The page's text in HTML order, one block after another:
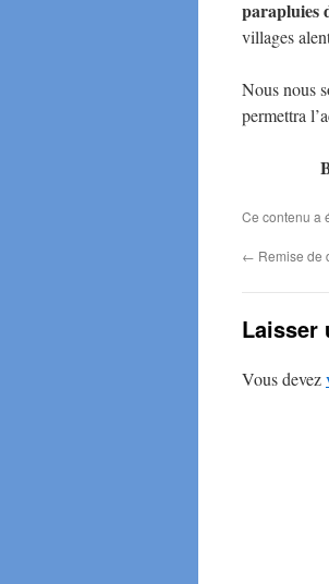
parapluies
villages
Nous nous
permettra
Ce contenu a
← Remise de
Laisser
Vous devez